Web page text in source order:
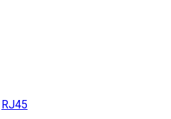
RJ45